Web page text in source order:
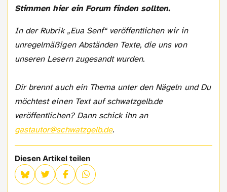
Stimmen hier ein Forum finden sollten.
In der Rubrik „Eua Senf“ veröffentlichen wir in
unregelmäßigen Abständen Texte, die uns von
unseren Lesern zugesandt wurden.
Dir brennt auch ein Thema unter den Nägeln und Du
möchtest einen Text auf schwatzgelb.de
veröffentlichen? Dann schick ihn an
gastautor@schwatzgelb.de.
Diesen Artikel teilen